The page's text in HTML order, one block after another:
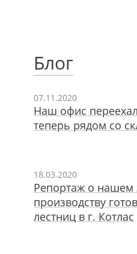
Блог
07.11.2020
Наш офис
теперь рядом со
18.03.2020
Репортаж о нашем
производству
лестниц в г. Котлас